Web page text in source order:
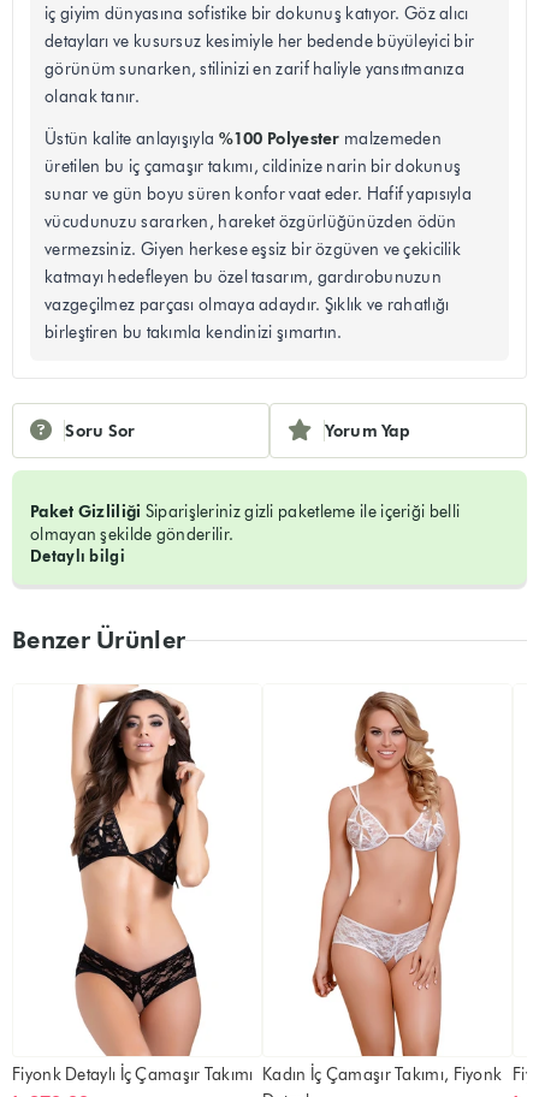
Soru Sor Yorum Yap
Paket Gizliliği Siparişleriniz gizli paketleme ile içeriği belli
olmayan şekilde gönderilir.
Detaylı bilgi
iç giyim dünyasına sofistike bir dokunuş katıyor. Göz alıcı
detayları ve kusursuz kesimiyle her bedende büyüleyici bir
görünüm sunarken, stilinizi en zarif haliyle yansıtmanıza
olanak tanır.
Üstün kalite anlayışıyla %100 Polyester malzemeden
üretilen bu iç çamaşır takımı, cildinize narin bir dokunuş
sunar ve gün boyu süren konfor vaat eder. Hafif yapısıyla
vücudunuzu sararken, hareket özgürlüğünüzden ödün
vermezsiniz. Giyen herkese eşsiz bir özgüven ve çekicilik
katmayı hedefleyen bu özel tasarım, gardırobunuzun
vazgeçilmez parçası olmaya adaydır. Şıklık ve rahatlığı
birleştiren bu takımla kendinizi şımartın.
Benzer Ürünler
Fiyonk Detaylı İç Çamaşır Takımı Kadın İç Çamaşır Takımı, Fiyonk